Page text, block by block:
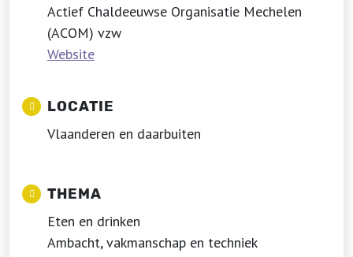
Actief Chaldeeuwse Organisatie Mechelen
(ACOM) vzw
Website
LOCATIE
Vlaanderen en daarbuiten
THEMA
Eten en drinken
Ambacht, vakmanschap en techniek